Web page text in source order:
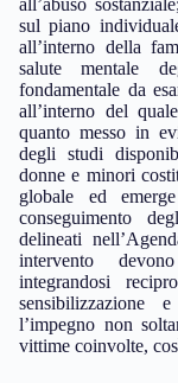
sul piano
all’interno della
salute mentale
fondamentale da
all’interno del
quanto messo in
degli studi
donne e minori
globale ed
conseguimento
delineati
intervento
integrandosi
sensibilizzazione
l’impegno non
vittime coinvolte,